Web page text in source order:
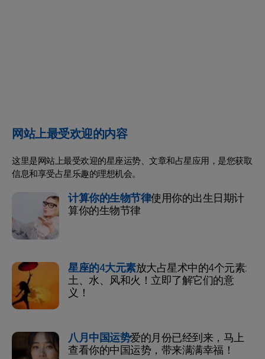
网站上最受欢迎的内容
这里是网站上最受欢迎的星座运势、文章和占星应用，是您获取
信息和享受占星乐趣的理想机会。
计算你的生物节律使用你的出生日期计
算你的生物节律
星座的4大元素放大占星术中的4个元素:
土、水、风和火！立即了解它们的意
义！
八月中国运势爱的月份已经到来，马上
查看你的中国运势，带来满满幸福！